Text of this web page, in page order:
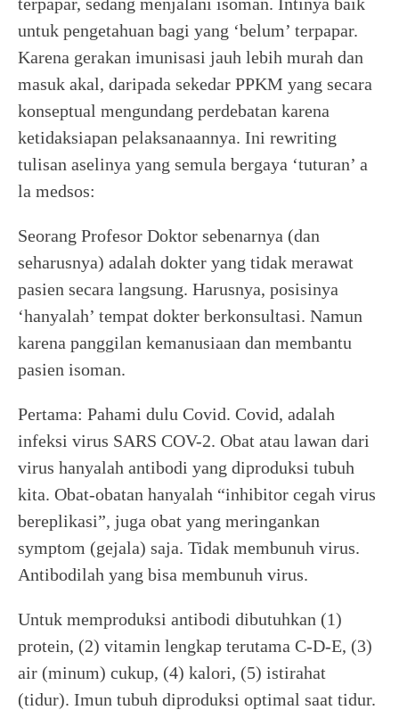
untuk pengetahuan bagi yang ‘belum’ terpapar.
Karena gerakan imunisasi jauh lebih murah dan
masuk akal, daripada sekedar PPKM yang secara
konseptual mengundang perdebatan karena
ketidaksiapan pelaksanaannya. Ini rewriting
tulisan aselinya yang semula bergaya ‘tuturan’ a
la medsos:
Seorang Profesor Doktor sebenarnya (dan
seharusnya) adalah dokter yang tidak merawat
pasien secara langsung. Harusnya, posisinya
‘hanyalah’ tempat dokter berkonsultasi. Namun
karena panggilan kemanusiaan dan membantu
pasien isoman.
Pertama: Pahami dulu Covid. Covid, adalah
infeksi virus SARS COV-2. Obat atau lawan dari
virus hanyalah antibodi yang diproduksi tubuh
kita. Obat-obatan hanyalah “inhibitor cegah virus
bereplikasi”, juga obat yang meringankan
symptom (gejala) saja. Tidak membunuh virus.
Antibodilah yang bisa membunuh virus.
Untuk memproduksi antibodi dibutuhkan (1)
protein, (2) vitamin lengkap terutama C-D-E, (3)
air (minum) cukup, (4) kalori, (5) istirahat
(tidur). Imun tubuh diproduksi optimal saat tidur.